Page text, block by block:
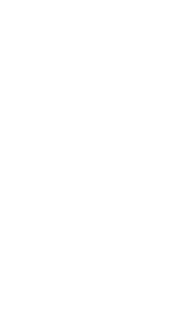
La entidad
banco, consigue
para impulsar,